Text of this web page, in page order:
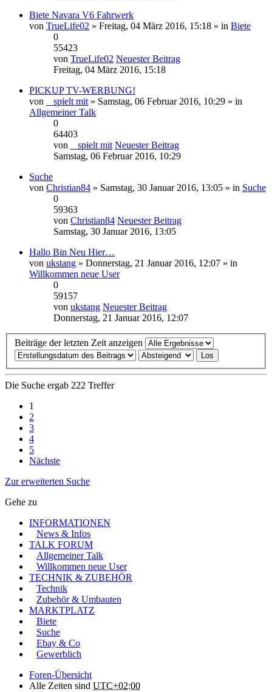
Biete Navara V6 Fahrwerk
von TrueLife02 » Freitag, 04 März 2016, 15:18 » in Biete
0
55423
von TrueLife02 Neuester Beitrag
Freitag, 04 März 2016, 15:18
PICKUP TV-WERBUNG!
von
_ spielt mit » Samstag, 06 Februar 2016, 10:29 » in
Allgemeiner Talk
0
64403
von
_ spielt mit Neuester Beitrag
Samstag, 06 Februar 2016, 10:29
Suche
von Christian84 » Samstag, 30 Januar 2016, 13:05 » in Suche
0
59363
von Christian84 Neuester Beitrag
Samstag, 30 Januar 2016, 13:05
Hallo Bin Neu Hier…
von ukstang » Donnerstag, 21 Januar 2016, 12:07 » in
Willkommen neue User
0
59157
von ukstang Neuester Beitrag
Donnerstag, 21 Januar 2016, 12:07
Beiträge der letzten Zeit anzeigen
Die Suche ergab 222 Treffer
1
2
3
4
5
Nächste
Zur erweiterten Suche
Gehe zu
INFORMATIONEN
News & Infos
TALK FORUM
Allgemeiner Talk
Willkommen neue User
TECHNIK & ZUBEHÖR
Technik
Zubehör & Umbauten
MARKTPLATZ
Biete
Suche
Ebay & Co
Gewerblich
Foren-Übersicht
Alle Zeiten sind UTC+02:00